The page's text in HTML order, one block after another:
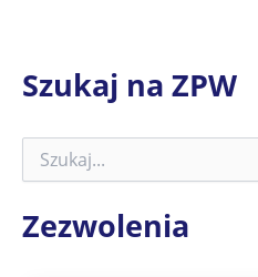
Szukaj na ZPW
k
a
Zezwolenia